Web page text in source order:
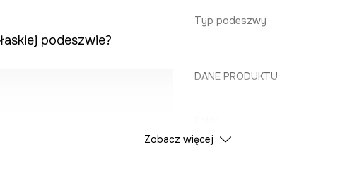
podeszwie?
Typ podeszwy
DANE PRODUKTU
Zobacz więcej